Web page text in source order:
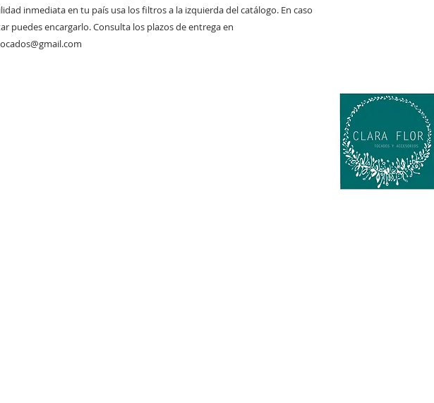
inmediata en tu país usa los filtros a la izquierda del catálogo. En caso
puedes encargarlo. Consulta los plazos de entrega en